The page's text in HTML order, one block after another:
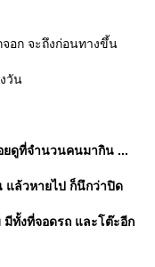
อก จะถึงก่อนทางขึ้น
วัน
ดูที่จำนวนคนมากิน ...
แล้วหายไป ก็นึกว่าปิด
ทั้งที่จอดรถ และโต๊ะอีก